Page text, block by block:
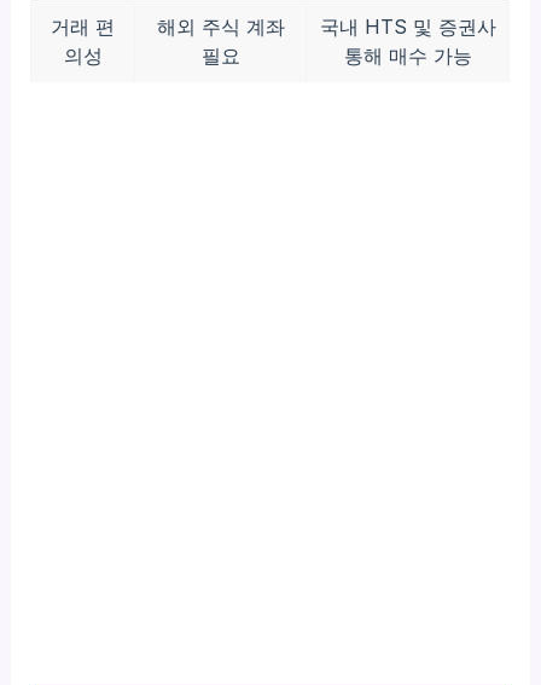
거래 편
의성
해외 주식 계좌
필요
국내 HTS 및 증권사
통해 매수 가능